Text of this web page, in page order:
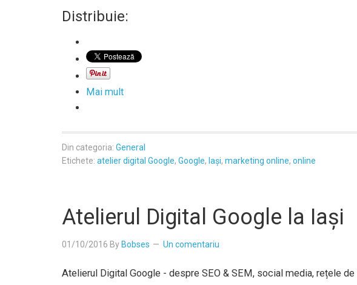
Distribuie:
Mai mult
Din categoria: General
Etichete: atelier digital Google, Google, Iași, marketing online, online
Atelierul Digital Google la Iași
01/10/2016 By Bobses Un comentariu
Atelierul Digital Google - despre SEO & SEM, social media, rețele